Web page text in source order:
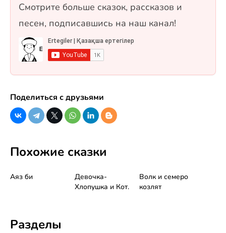
Смотрите больше сказок, рассказов и
песен, подписавшись на наш канал!
Поделиться с друзьями
Похожие сказки
Аяз би
Девочка-
Хлопушка и Кот.
Волк и семеро
козлят
Разделы